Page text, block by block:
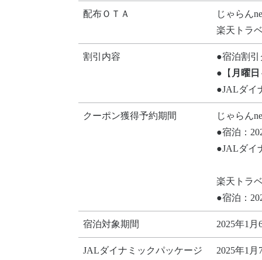
配布ＯＴＡ
じゃらん
楽天トラ
割引内容
●宿泊割引
●【 月曜
●JALダイ
クーポン獲得予約期間
じゃらん
●宿泊：
●JALダイ
楽天トラ
●宿泊：
宿泊対象期間 2025年1
JALダイナミックパッケージ
2025年1